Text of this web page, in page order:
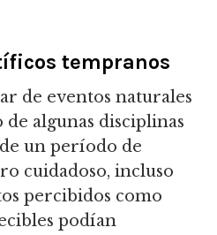
tempranos
de eventos naturales
algunas disciplinas
un período de
cuidadoso, incluso
percibidos como
podían